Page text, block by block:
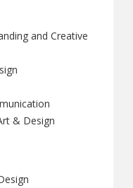
and Creative
& Design